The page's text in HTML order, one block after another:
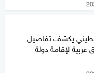
يكشف تفاصيل
لإقامة دولة